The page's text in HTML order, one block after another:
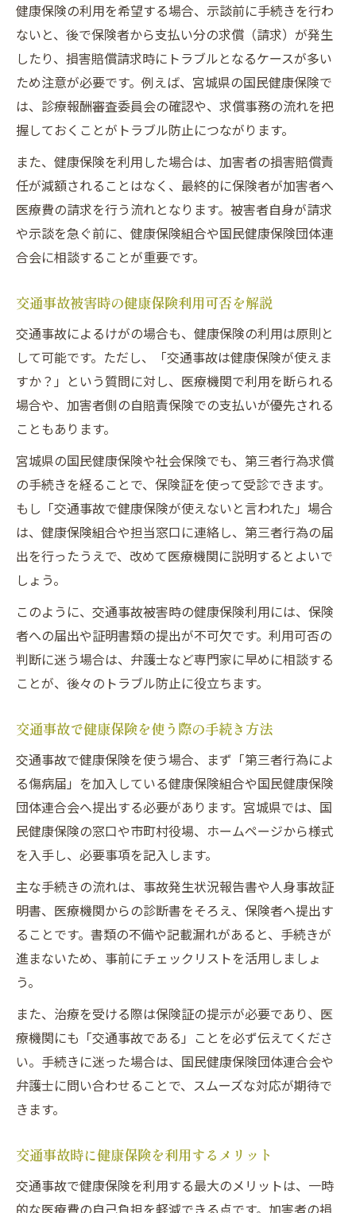
い方
交通事故後に保険証を提示する際の注意点
健康保険証を使う交通事故の医療手続き
交通事故時に保険証提示を求められた場合
の対応
法
交通事故で健康保険拒否時の正しい対応策
健康保険が使えない交通事故時の相談窓口
交通事故で健康保険適用外とされた場合の
交通事故時に健康保険が使えない主な理由
交通事故で健康保険を断られた際の解決法
交通事故後の届出や書類提出で注意すべき点
交通事故後に必要な届出と書類の準備方法
交通事故で健康保険を使う際の書類提出手
順
交通事故後の届出で気をつけたいポイント
交通事故に必要な傷病届と提出時の注意点
交通事故時の書類不備を防ぐための対策
損害賠償に影響する健康保険利用のポイント
交通事故で保険利用が賠償に与える影響
交通事故の損害賠償請求時に注意すべき健
康保険
影響
交通事故被害者が陥りやすい賠償トラブル
回避策
健康保険の利用を希望する場合、示談前に手続きを行わ
ないと、後で保険者から支払い分の求償（請求）が発生
したり、損害賠償請求時にトラブルとなるケースが多い
ため注意が必要です。例えば、宮城県の国民健康保険で
は、診療報酬審査委員会の確認や、求償事務の流れを把
握しておくことがトラブル防止につながります。
また、健康保険を利用した場合は、加害者の損害賠償責
任が減額されることはなく、最終的に保険者が加害者へ
医療費の請求を行う流れとなります。被害者自身が請求
や示談を急ぐ前に、健康保険組合や国民健康保険団体連
合会に相談することが重要です。
交通事故被害時の健康保険利用可否を解説
交通事故によるけがの場合も、健康保険の利用は原則と
して可能です。ただし、「交通事故は健康保険が使えま
すか？」という質問に対し、医療機関で利用を断られる
場合や、加害者側の自賠責保険での支払いが優先される
こともあります。
宮城県の国民健康保険や社会保険でも、第三者行為求償
の手続きを経ることで、保険証を使って受診できます。
もし「交通事故で健康保険が使えないと言われた」場合
は、健康保険組合や担当窓口に連絡し、第三者行為の届
出を行ったうえで、改めて医療機関に説明するとよいで
しょう。
このように、交通事故被害時の健康保険利用には、保険
者への届出や証明書類の提出が不可欠です。利用可否の
判断に迷う場合は、弁護士など専門家に早めに相談する
ことが、後々のトラブル防止に役立ちます。
交通事故で健康保険を使う際の手続き方法
交通事故で健康保険を使う場合、まず「第三者行為によ
る傷病届」を加入している健康保険組合や国民健康保険
団体連合会へ提出する必要があります。宮城県では、国
民健康保険の窓口や市町村役場、ホームページから様式
を入手し、必要事項を記入します。
主な手続きの流れは、事故発生状況報告書や人身事故証
明書、医療機関からの診断書をそろえ、保険者へ提出す
ることです。書類の不備や記載漏れがあると、手続きが
進まないため、事前にチェックリストを活用しましょ
う。
また、治療を受ける際は保険証の提示が必要であり、医
療機関にも「交通事故である」ことを必ず伝えてくださ
い。手続きに迷った場合は、国民健康保険団体連合会や
弁護士に問い合わせることで、スムーズな対応が期待で
きます。
交通事故時に健康保険を利用するメリット
交通事故で健康保険を利用する最大のメリットは、一時
的な医療費の自己負担を軽減できる点です。加害者の損